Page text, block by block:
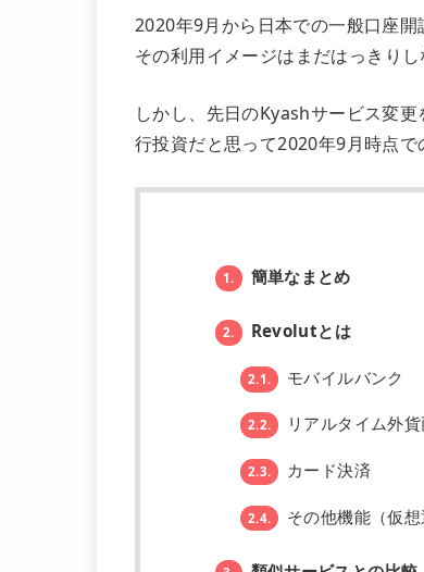
2020年9月から日本での一般口座開
その利用イメージはまだはっきりし
しかし、先日のKyashサービス変
行投資だと思って2020年9月時点
1. 簡単なまとめ
2. Revolutとは
2.1. モバイルバンク
2.2. リアルタイム外
2.3. カード決済
2.4. その他機能（仮想